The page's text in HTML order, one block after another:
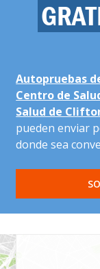
Autopruebas
Centro de
Salud de
pueden enviar
donde sea